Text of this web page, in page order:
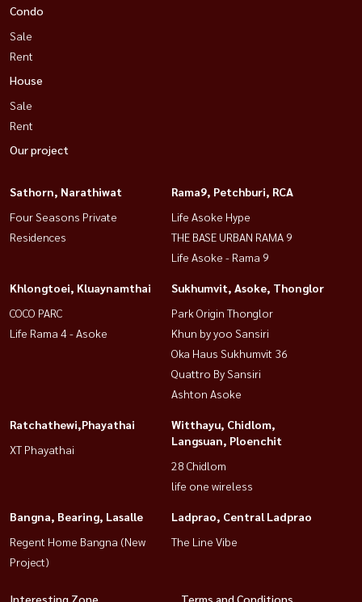
📍位置很好，出行方便，离大​​学很近。 国际学校 和 Bang Chan-Lat
■土地面积50.6平方米。
■宽敞的起居空间：4间卧室|3间浴室|2个停车位
■超多免费礼物！
✅ 在有屋顶的房子前面加一个车库。
✅ 将房屋后部延伸至完整空间，方便使用。
✔ 闭路电视+保安24小时。
🛒 民武里超级之家 (7.2 公里。)
教育机构
Condo
Sale
Rent
House
Sale
Rent
Our project
Sathorn, Narathiwat
Four Seasons Private
Residences
Rama9, Petchburi, RCA
Life Asoke Hype
THE BASE URBAN RAMA 9
Life Asoke - Rama 9
Khlongtoei, Kluaynamthai
COCO PARC
Life Rama 4 - Asoke
Sukhumvit, Asoke, Thonglor
Park Origin Thonglor
Khun by yoo Sansiri
Oka Haus Sukhumvit 36
Quattro By Sansiri
Ashton Asoke
Ratchathewi,Phayathai
XT Phayathai
Witthayu, Chidlom,
Langsuan, Ploenchit
28 Chidlom
life one wireless
Bangna, Bearing, Lasalle
Regent Home Bangna (New
Project)
Ladprao, Central Ladprao
The Line Vibe
Interesting Zone Terms and Conditions